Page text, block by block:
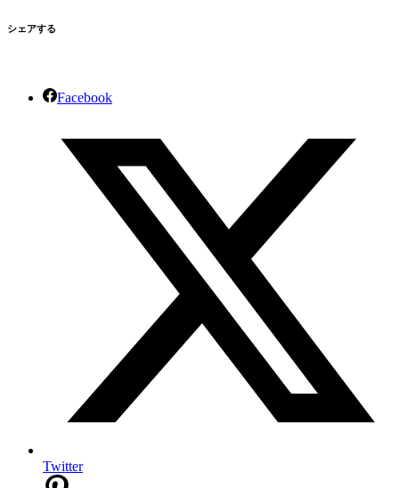
シェアする
Facebook
Twitter